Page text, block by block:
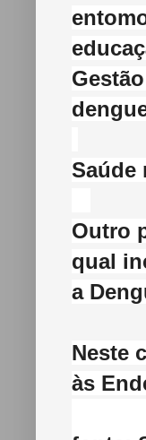
Saúde
Outro
qual
a
Neste
às